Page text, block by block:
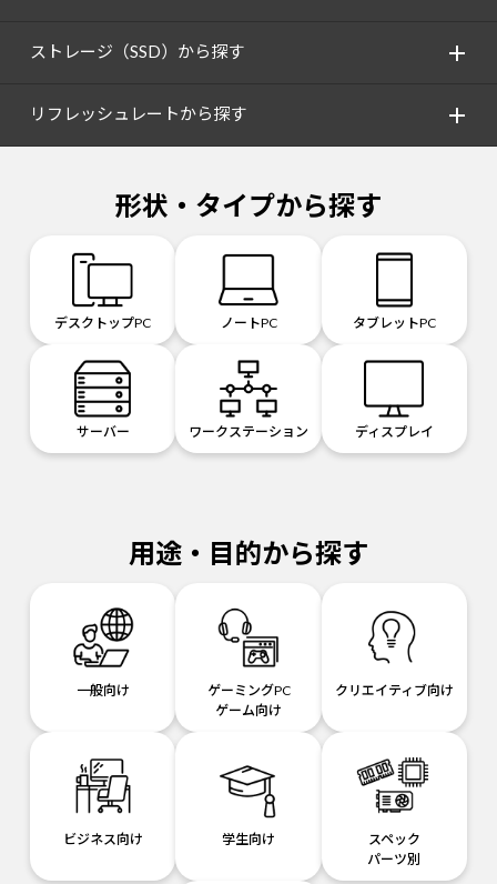
ストレージ（SSD）から探す
リフレッシュレートから探す
形状・タイプから探す
デスクトップPC ノートPC タブレットPC
サーバー ワークステーション ディスプレイ
用途・目的から探す
一般向け
ゲーミングPC
ゲーム向け
クリエイティブ向け
ビジネス向け 学生向け
スペック
パーツ別